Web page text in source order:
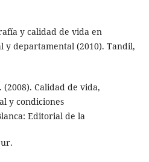
y calidad de vida en
y departamental (2010). Tandil,
(2008). Calidad de vida,
y condiciones
Editorial de la